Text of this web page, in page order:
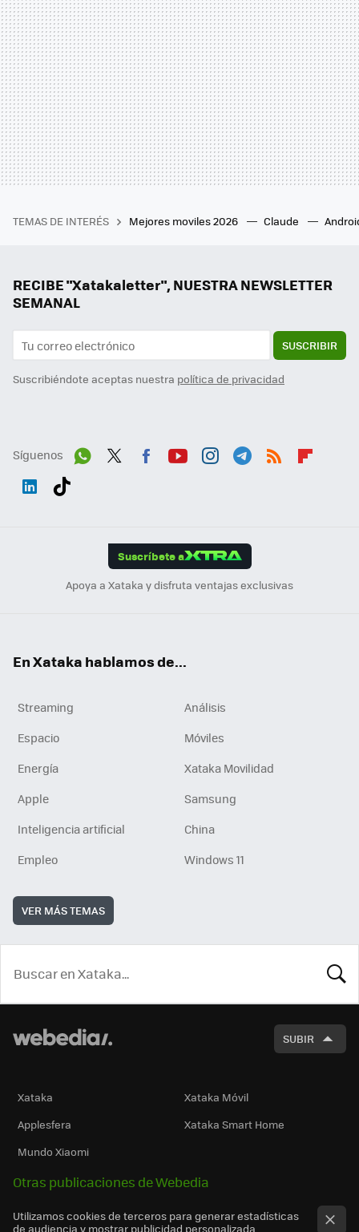
TEMAS DE INTERÉS Mejores moviles 2026 Claude
RECIBE "Xatakaletter", NUESTRA NEWSLETTER
SEMANAL
SUSCRIBIR
Suscribiéndote aceptas nuestra política de privacidad
Síguenos
Suscríbete a
Apoya a Xataka y disfruta ventajas exclusivas
En Xataka hablamos de...
Streaming
Análisis
Espacio
Móviles
Energía
Xataka Movilidad
Apple
Samsung
Inteligencia artificial
China
Empleo
Windows 11
VER MÁS TEMAS
SUBIR
Xataka
Xataka Móvil
Applesfera
Xataka Smart Home
Mundo Xiaomi
Otras publicaciones de Webedia
Utilizamos cookies de terceros para generar estadísticas
de audiencia y mostrar publicidad personalizada